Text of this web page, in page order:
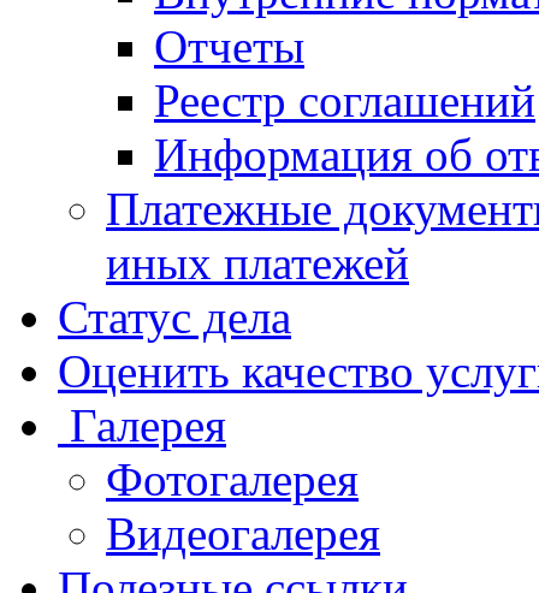
Отчеты
Реестр соглашений
Информация об
Платежные
иных платежей
Статус дела
Оценить качество
Галерея
Фотогалерея
Видеогалерея